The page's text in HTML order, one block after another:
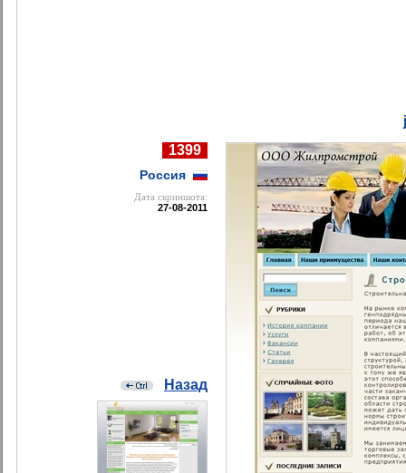
1399
Россия
Дата cкриншота:
27-08-2011
Назад